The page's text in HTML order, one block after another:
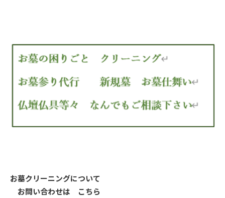
お墓クリーニングについて
お問い合わせは こちら